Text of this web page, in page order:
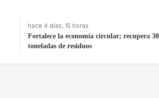
hace 13 horas
Retiran más de 22 toneladas de basura de
Las Torres